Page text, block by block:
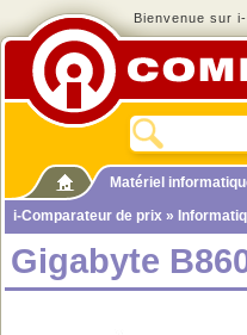
Bienvenue sur
Matériel
i-Comparateur de prix »
Gigabyte